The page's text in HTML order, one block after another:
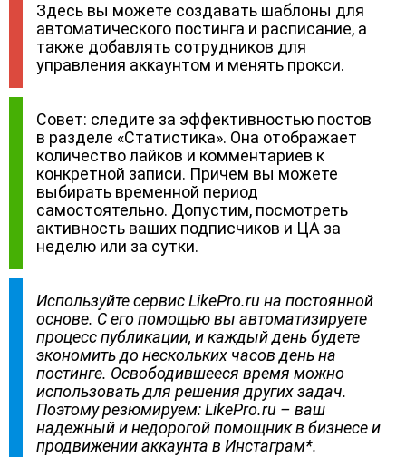
Здесь вы можете создавать шаблоны для
автоматического постинга и расписание, а
также добавлять сотрудников для
управления аккаунтом и менять прокси.
Совет: следите за эффективностью постов
в разделе «Статистика». Она отображает
количество лайков и комментариев к
конкретной записи. Причем вы можете
выбирать временной период
самостоятельно. Допустим, посмотреть
активность ваших подписчиков и ЦА за
неделю или за сутки.
Используйте сервис LikePro.ru на постоянной
основе. С его помощью вы автоматизируете
процесс публикации, и каждый день будете
экономить до нескольких часов день на
постинге. Освободившееся время можно
использовать для решения других задач.
Поэтому резюмируем: LikePro.ru – ваш
надежный и недорогой помощник в бизнесе и
продвижении аккаунта в Инстаграм*.